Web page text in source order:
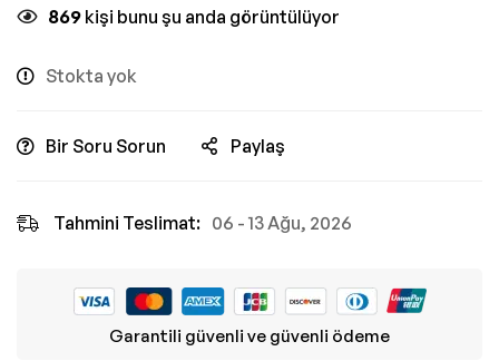
869 kişi bunu şu anda görüntülüyor
Stokta yok
Bir Soru Sorun Paylaş
Tahmini Teslimat: 06 - 13 Ağu, 2026
Garantili güvenli ve güvenli ödeme